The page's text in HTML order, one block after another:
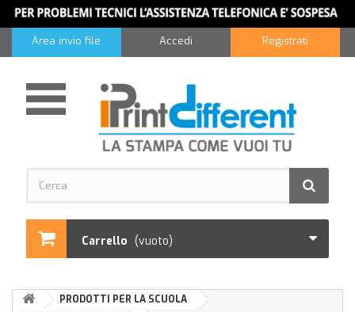
Area invio file Accedi Registrati
Carrello (vuoto)
PRODOTTI PER LA SCUOLA